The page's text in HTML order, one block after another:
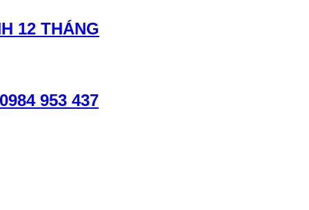
12 THÁNG
953 437